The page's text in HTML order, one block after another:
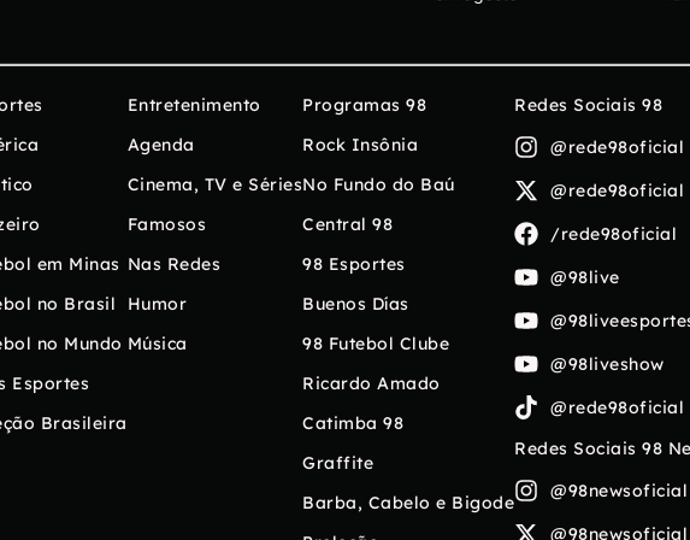
em Minas
no Brasil
no Mundo
Esportes
Brasileira
Entretenimento
Agenda
Cinema, TV e Séries
Famosos
Nas Redes
Humor
Música
Programas 98
Rock Insônia
No Fundo do Baú
Central 98
98 Esportes
Buenos Días
98 Futebol Clube
Ricardo Amado
Catimba 98
Graffite
Barba, Cabelo e Bigode
Redes Sociais 98
@rede98oficial
@rede98oficial
/rede98oficial
@98live
@98liveshow
@rede98oficial
Redes Sociais 98
@98newsoficial
@98newsoficial